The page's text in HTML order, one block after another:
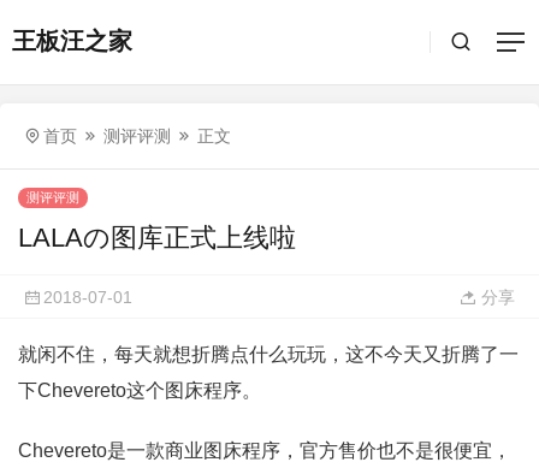
王板汪之家
首页 测评评测 正文
测评评测
LALAの图库正式上线啦
2018-07-01 分享
就闲不住，每天就想折腾点什么玩玩，这不今天又折腾了一
下Chevereto这个图床程序。
Chevereto是一款商业图床程序，官方售价也不是很便宜，